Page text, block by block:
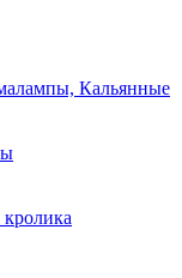
Кальянные